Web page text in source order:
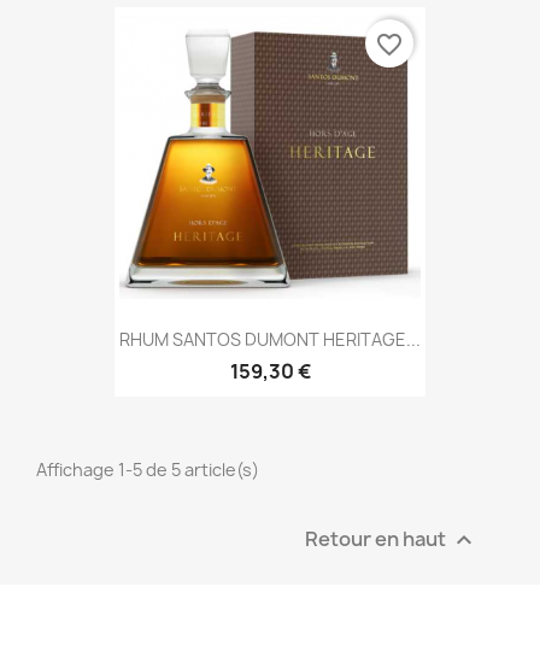
RHUM SANTOS DUMONT HERITAGE...
159,30 €
favorite_border
Affichage 1-5 de 5 article(s)
Retour en haut 